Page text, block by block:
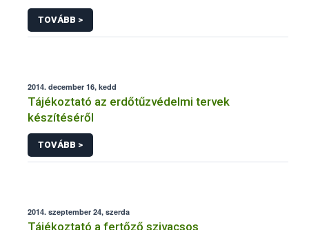
üzemeltetett élelmiszerlánc-felügyeleti
információs rendszerhez (FELIR) kapcsolódó
adatkezeléséhez
TOVÁBB >
2014. december 16, kedd
Tájékoztató az erdőtűzvédelmi tervek
készítéséről
TOVÁBB >
2014. szeptember 24, szerda
Tájékoztató a fertőző szivacsos